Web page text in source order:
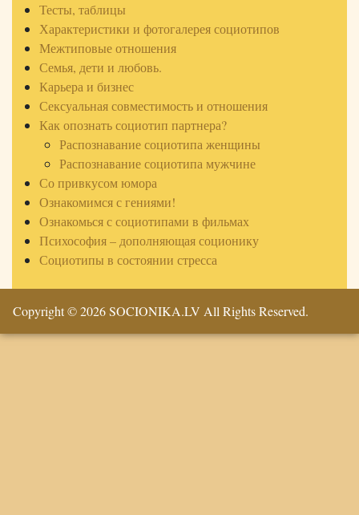
Тесты, таблицы
Характеристики и фотогалерея социотипов
Межтиповые отношения
Семья, дети и любовь.
Карьера и бизнес
Сексуальная совместимость и отношения
Как опознать социотип партнера?
Распознавание социотипа женщины
Распознавание социотипа мужчине
Со привкусом юмора
Ознакомимся с гениями!
Ознакомься с социотипами в фильмах
Психософия – дополняющая соционику
Социотипы в состоянии стресса
Copyright © 2026 SOCIONIKA.LV All Rights Reserved.